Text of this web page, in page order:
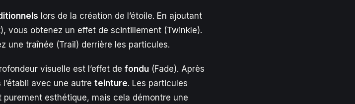
lors de la création de l’étoile. En ajoutant
vous obtenez un effet de scintillement (Twinkle).
une traînée (Trail) derrière les particules.
visuelle est l’effet de fondu (Fade). Après
avec une autre teinture. Les particules
esthétique, mais cela démontre une